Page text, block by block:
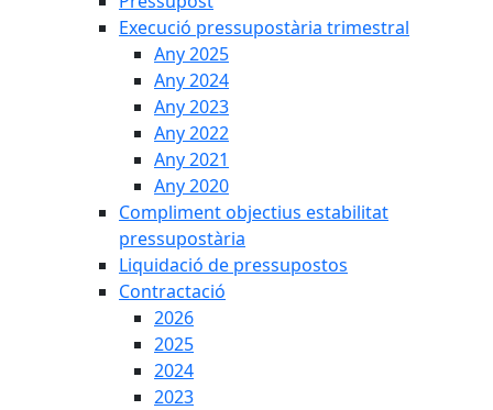
Execució pressupostària trimestral
Any 2025
Any 2024
Any 2023
Any 2022
Any 2021
Any 2020
Compliment objectius estabilitat
pressupostària
Liquidació de pressupostos
Contractació
2026
2025
2024
2023